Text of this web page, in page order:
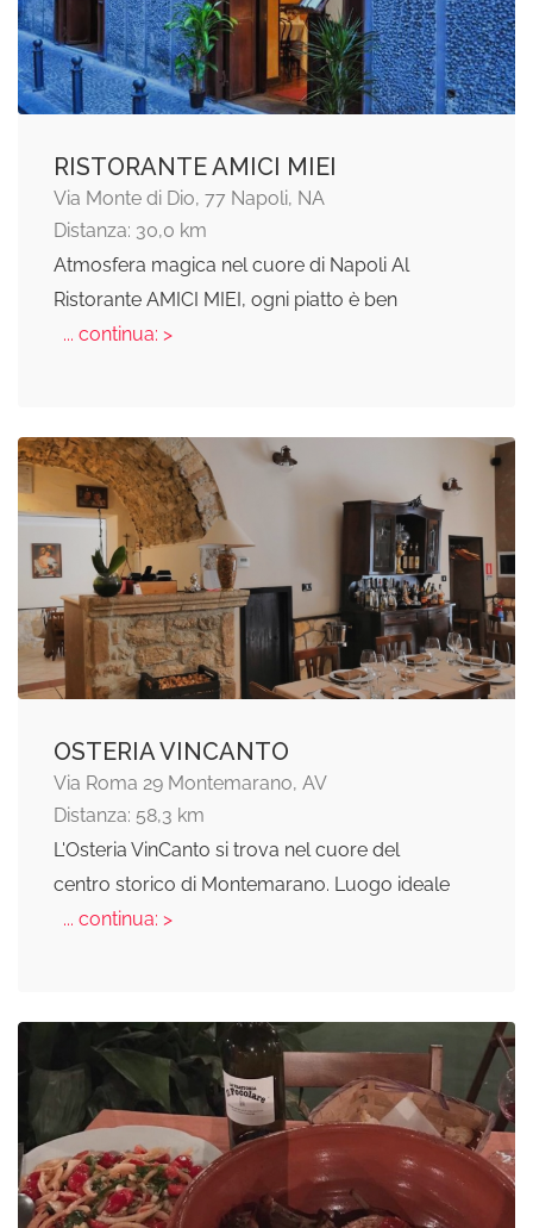
RISTORANTE AMICI MIEI
Via Monte di Dio, 77 Napoli, NA
Distanza: 30,0 km
Atmosfera magica nel cuore di Napoli Al
Ristorante AMICI MIEI, ogni piatto è ben
... continua: >
OSTERIA VINCANTO
Via Roma 29 Montemarano, AV
Distanza: 58,3 km
L'Osteria VinCanto si trova nel cuore del
centro storico di Montemarano. Luogo ideale
... continua: >